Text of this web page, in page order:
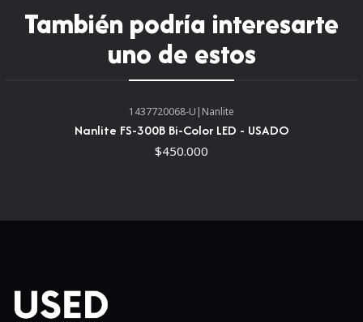
Descripción general de Aputure
luz LED Aputure MC RGBWWes una luz multifunción
x 0,7". Se puede montar a través de una rosca de 1/4"-20 o
fijarse a varios objetos metálicos a través de sus imanes
botones nativos, ruedas de control y una pequeña
pantalla OLED en la esquina superior, o de forma remota
También podría interesarte
uno de estos
1437720068-U | Nanlite
Nanlite FS-300B Bi-Color LED - USADO
$450.000